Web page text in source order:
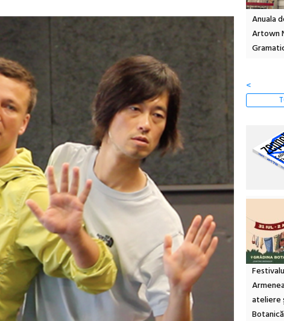
Anuala de artă urbană
Artown NOW #5:
Gramatica libertății
revine la
ediție
<
ateliere
Botanică